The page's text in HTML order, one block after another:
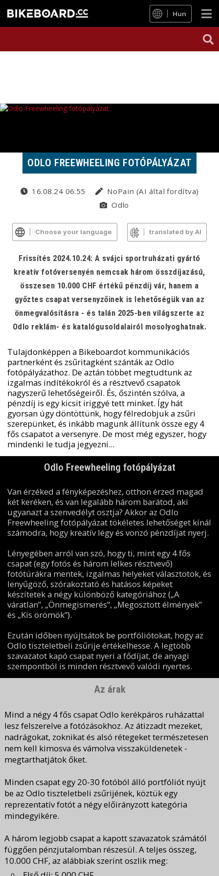
Hun
ODLO FREEWHEELING FOTÓPÁLYÁZAT
16.08.24 06:55
NoPain (AI által fordítva)
Odlo
Choose your language translated by AI
Frissítés 2024.10.24: A svájci sportruházati gyártó
kreatív fotóversenyén nemcsak három összdíjazású,
összesen 10.000 CHF értékű pénzdíj vár, hanem a
győztes csapat versenyzőinek is lehetőségük van az
önmegvalósításra - és talán 2025-ben világszerte az
Odlo reklám- és katalógusoldalairól mosolyoghatnak.
Tulajdonképpen a Bikeboardot kommunikációs
partnerként és zsűritagként szánták az Odlo
fotópályázathoz. De aztán többet megtudtunk az
izgalmas indítékokról és a résztvevő csapatok
nagyszerű lehetőségeiről. És, őszintén szólva, a
pénzdíj is egy kicsit iriggyé tett minket. Így hát
gyorsan úgy döntöttünk, hogy félredobjuk a zsűri
szerepünket, és inkább magunk állítunk össze egy 4
fős csapatot a versenyre. De most még egyszer, hogy
mindenki le tudja jegyezni...
Odlo Freewheeling fotópályázat
Van érzéked a fényképezéshez, otthon érzed magad
két keréken, és van legalább három barátod, aki
ugyanazt a szenvedélyt osztja? Akkor az Odlo
Freewheeling fotópályázat tökéletes lehetőséget kínál
számodra, hogy kreatív légy és vonzó pénzdíjat nyerj.
Lényegében arról van szó, hogy ti, mint egy 4 fős
csapat (egy fotós és három lelkes résztvevő)
fotótúrákra mentek, izgalmas helyeket választotok, és
lenyűgöző, szórakoztató és hatásos képeket
készítetek a négy különböző kategóriához („A
váratlan”, „Önmegismerés”, „Megosztott élmények”
és „Kis örömök”).
Ezután időben nyújtsátok be portfóliótokat, hogy az
Odlo tiszteletbeli zsűrije értékelhesse. A legtöbb
szavazatot kapó csapat nyeri a fődíjat, de anyagi
szempontból is minden résztvevő valódi nyertes.
Az árak
Mind a négy 4 fős csapat Odlo kerékpáros ruházattal
lesz felszerelve a fotózásokhoz. Az átizzadt mezeket,
nadrágokat, zoknikat és alsó rétegeket természetesen
nem kell kimosva és vámolva visszaküldenetek -
megtarthatjátok őket.
Minden csapat egy 20-30 fotóból álló portfóliót nyújt
be az Odlo tiszteletbeli zsűrijének, köztük egy
reprezentatív fotót a négy előirányzott kategória
mindegyikére.
A három legjobb csapat a kapott szavazatok számától
függően pénzjutalomban részesül. A teljes összeg,
10.000 CHF, az alábbiak szerint oszlik meg: